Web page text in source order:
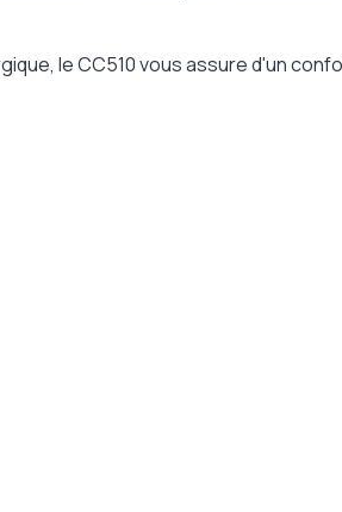
le CC510 vous assure d'un